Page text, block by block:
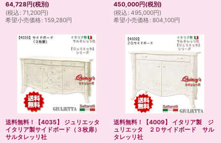
64,728円(税別)
(税込 : 71,200円)
希望小売価格: 159,280円
450,000円(税別)
(税込 : 495,000円)
希望小売価格: 804,100円
送料無料！【4035】 ジュリエッタ
イタリア製サイドボード（３枚扉）
サルタレッリ社
送料無料！【4009】 イタリア製 ジ
ュリエッタ ２Ｄサイドボード サル
タレッリ社